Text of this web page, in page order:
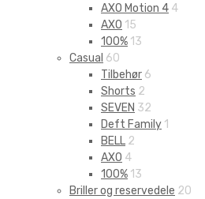
AXO Motion 4 4
AXO 15
100% 13
Casual 60
Tilbehør 6
Shorts 2
SEVEN 32
Deft Family 1
BELL 2
AXO 4
100% 13
Briller og reservedele 20